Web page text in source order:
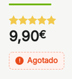
Valorado
con5 de 5
en base a
1
valoración
de un
9,90€
Agotado